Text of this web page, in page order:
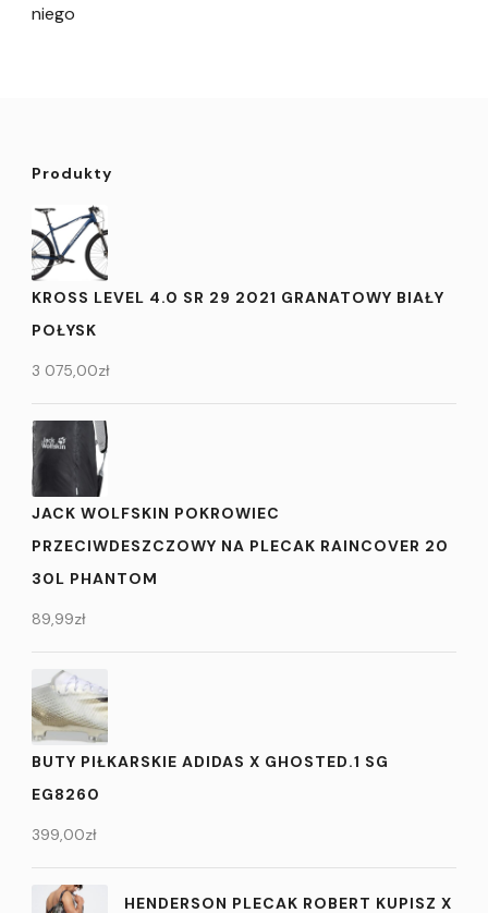
niego
Produkty
KROSS LEVEL 4.0 SR 29 2021 GRANATOWY BIAŁY
POŁYSK
3 075,00zł
JACK WOLFSKIN POKROWIEC
PRZECIWDESZCZOWY NA PLECAK RAINCOVER 20
30L PHANTOM
89,99zł
BUTY PIŁKARSKIE ADIDAS X GHOSTED.1 SG
EG8260
399,00zł
HENDERSON PLECAK ROBERT KUPISZ X